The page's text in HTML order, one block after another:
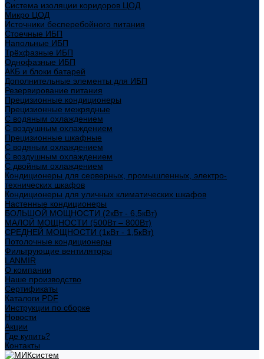
Система изоляции коридоров ЦОД
Микро ЦОД
Источники бесперебойного питания
Стоечные ИБП
Напольные ИБП
Трёхфазные ИБП
Однофазные ИБП
АКБ и блоки батарей
Дополнительные элементы для ИБП
Резервирование питания
Прецизионные кондиционеры
Прецизионные межрядные
С водяным охлаждением
С воздушным охлаждением
Прецизионные шкафные
С водяным охлаждением
С воздушным охлаждением
С двойным охлаждением
Кондиционеры для серверных, промышленных, электро-
технических шкафов
Кондиционеры для уличных климатических шкафов
Настенные кондиционеры
БОЛЬШОЙ МОЩНОСТИ (2кВт - 6,5кВт)
МАЛОЙ МОЩНОСТИ (500Вт – 800Вт)
СРЕДНЕЙ МОЩНОСТИ (1кВт - 1,5кВт)
Потолочные кондиционеры
Фильтрующие вентиляторы
LANMIR
О компании
Наше производство
Сертификаты
Каталоги PDF
Инструкции по сборке
Новости
Акции
Где купить?
Контакты